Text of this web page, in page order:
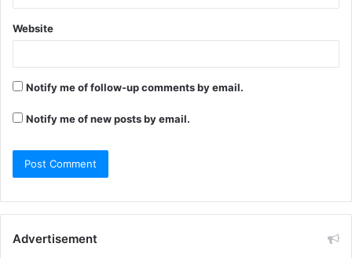
Website
Notify me of follow-up comments by email.
Notify me of new posts by email.
Advertisement